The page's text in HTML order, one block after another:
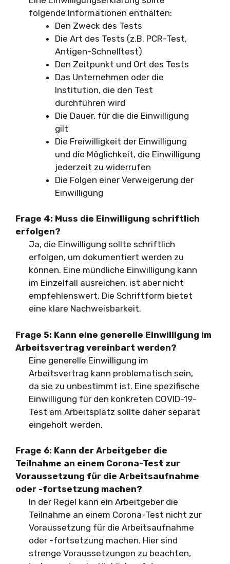
folgende Informationen enthalten:
Den Zweck des Tests
Die Art des Tests (z.B. PCR-Test,
Antigen-Schnelltest)
Den Zeitpunkt und Ort des Tests
Das Unternehmen oder die
Institution, die den Test
durchführen wird
Die Dauer, für die die Einwilligung
gilt
Die Freiwilligkeit der Einwilligung
und die Möglichkeit, die Einwilligung
jederzeit zu widerrufen
Die Folgen einer Verweigerung der
Einwilligung
Frage 4: Muss die Einwilligung schriftlich
erfolgen?
Ja, die Einwilligung sollte schriftlich
erfolgen, um dokumentiert werden zu
können. Eine mündliche Einwilligung kann
im Einzelfall ausreichen, ist aber nicht
empfehlenswert. Die Schriftform bietet
eine klare Nachweisbarkeit.
Frage 5: Kann eine generelle Einwilligung im
Arbeitsvertrag vereinbart werden?
Eine generelle Einwilligung im
Arbeitsvertrag kann problematisch sein,
da sie zu unbestimmt ist. Eine spezifische
Einwilligung für den konkreten COVID-19-
Test am Arbeitsplatz sollte daher separat
eingeholt werden.
Frage 6: Kann der Arbeitgeber die
Teilnahme an einem Corona-Test zur
Voraussetzung für die Arbeitsaufnahme
oder -fortsetzung machen?
In der Regel kann ein Arbeitgeber die
Teilnahme an einem Corona-Test nicht zur
Voraussetzung für die Arbeitsaufnahme
oder -fortsetzung machen. Hier sind
strenge Voraussetzungen zu beachten,